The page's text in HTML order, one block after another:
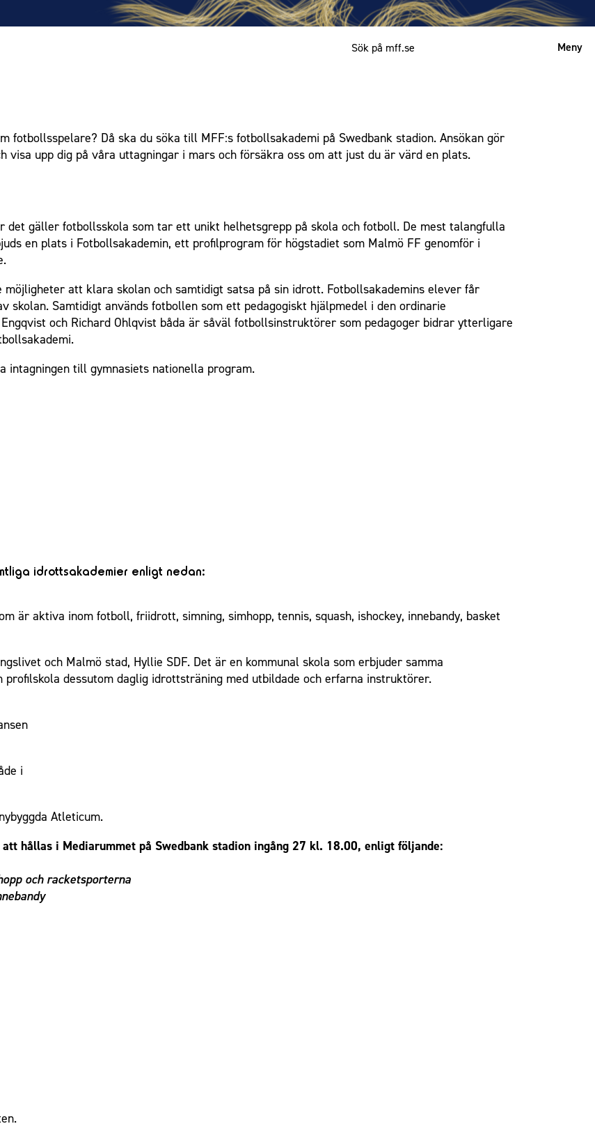
Meny
fotbollsspelare? Då ska du söka till MFF:s fotbollsakademi på Swedbank stadion. Ansökan gör
visa upp dig på våra uttagningar i mars och försäkra oss om att just du är värd en plats.
det gäller fotbollsskola som tar ett unikt helhetsgrepp på skola och fotboll. De mest talangfulla
en plats i Fotbollsakademin, ett profilprogram för högstadiet som Malmö FF genomför i
att klara skolan och samtidigt satsa på sin idrott. Fotbollsakademins elever får
skolan. Samtidigt används fotbollen som ett pedagogiskt hjälpmedel i den ordinarie
och Richard Ohlqvist båda är såväl fotbollsinstruktörer som pedagoger bidrar ytterligare
till gymnasiets nationella program.
idrottsakademier enligt nedan:
är aktiva inom fotboll, friidrott, simning, simhopp, tennis, squash, ishockey, innebandy, basket
och Malmö stad, Hyllie SDF. Det är en kommunal skola som erbjuder samma
dessutom daglig idrottsträning med utbildade och erfarna instruktörer.
i
Atleticum.
hållas i Mediarummet på Swedbank stadion ingång 27 kl. 18.00, enligt följande:
och racketsporterna